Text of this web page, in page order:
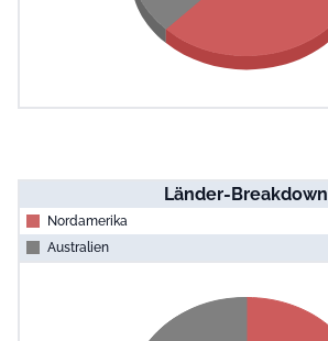
Länder-Breakdown
Nordamerika
Australien
Pie chart with 2 slices.
View as data table, Chart